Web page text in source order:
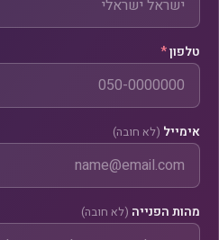
טלפון*
אימייל (לא חובה)
מהות הפנייה (לא חובה)